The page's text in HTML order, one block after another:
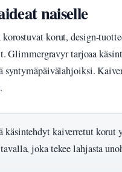
naiselle
korut, design-
tarjoaa
käsintehdyt kaiverretut korut
joka tekee lahjasta